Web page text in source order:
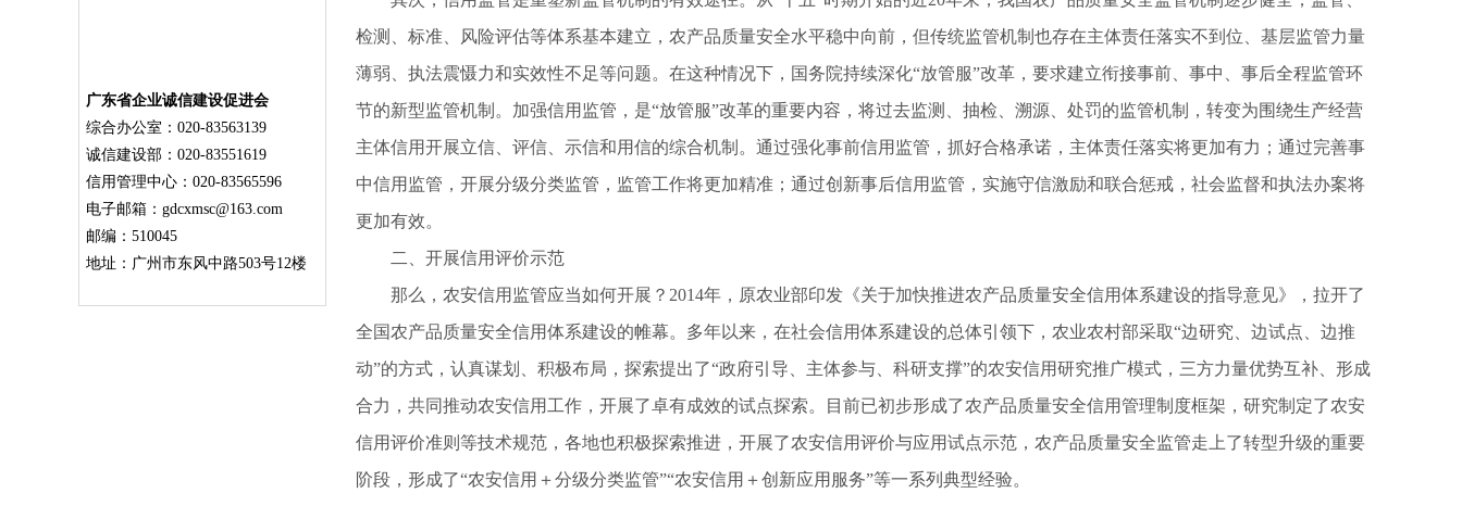
广东省企业诚信建设促进会
综合办公室：020-83563139
诚信建设部：020-83551619
信用管理中心：020-83565596
电子邮箱： gdcxmsc@163.com
邮编：510045
地址：广州市东风中路503号12楼
检测、标准、风险评估等体系基本建立，农产品质量安全水平稳中向前，但传统监管机制也存在主体责任落实不到位、基层监管力量
薄弱、执法震慑力和实效性不足等问题。在这种情况下，国务院持续深化“放管服”改革，要求建立衔接事前、事中、事后全程监管环
节的新型监管机制。加强信用监管，是“放管服”改革的重要内容，将过去监测、抽检、溯源、处罚的监管机制，转变为围绕生产经营
主体信用开展立信、评信、示信和用信的综合机制。通过强化事前信用监管，抓好合格承诺，主体责任落实将更加有力；通过完善事
中信用监管，开展分级分类监管，监管工作将更加精准；通过创新事后信用监管，实施守信激励和联合惩戒，社会监督和执法办案将
更加有效。
二、开展信用评价示范
那么，农安信用监管应当如何开展？2014年，原农业部印发《关于加快推进农产品质量安全信用体系建设的指导意见》，拉开了
全国农产品质量安全信用体系建设的帷幕。多年以来，在社会信用体系建设的总体引领下，农业农村部采取“边研究、边试点、边推
动”的方式，认真谋划、积极布局，探索提出了“政府引导、主体参与、科研支撑”的农安信用研究推广模式，三方力量优势互补、形成
合力，共同推动农安信用工作，开展了卓有成效的试点探索。目前已初步形成了农产品质量安全信用管理制度框架，研究制定了农安
信用评价准则等技术规范，各地也积极探索推进，开展了农安信用评价与应用试点示范，农产品质量安全监管走上了转型升级的重要
阶段，形成了“农安信用＋分级分类监管”“农安信用＋创新应用服务”等一系列典型经验。